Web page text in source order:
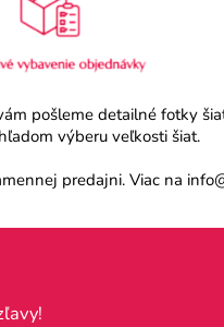
pošleme detailné fotky
výberu veľkosti šiat.
predajni. Viac na